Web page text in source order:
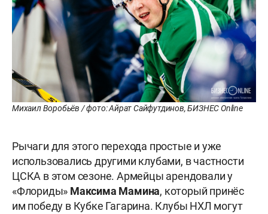
Михаил Воробьёв / фото: Айрат Сайфутдинов, БИЗНЕС Online
Рычаги для этого перехода простые и уже
использовались другими клубами, в частности
ЦСКА в этом сезоне. Армейцы арендовали у
«Флориды» Максима Мамина, который принёс
им победу в Кубке Гагарина. Клубы НХЛ могут